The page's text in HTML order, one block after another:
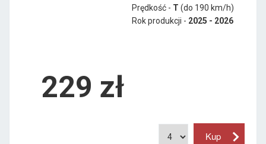
Prędkość - T (do 190 km/h)
Rok produkcji - 2025 - 2026
229 zł